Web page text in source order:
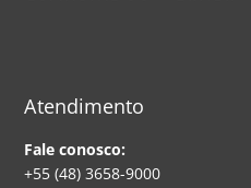
Atendimento
Fale conosco:
+55 (48) 3658-9000